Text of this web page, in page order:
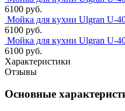
6100 руб.
Мойка для кухни Ulgran U-
6100 руб.
Мойка для кухни Ulgran U-
6100 руб.
Характеристики
Отзывы
Основные